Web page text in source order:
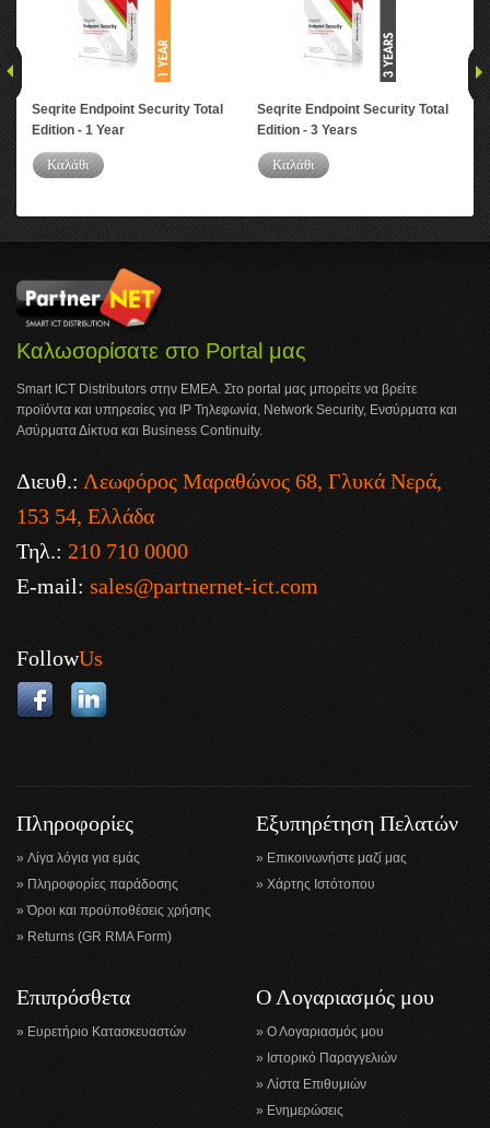
Seqrite Endpoint Security Total
Edition - 1 Year
Καλάθι
Seqrite Endpoint Security Total
Edition - 3 Years
Καλάθι
Καλωσορίσατε στο Portal μας
Smart ICT Distributors στην ΕΜΕΑ. Στο portal μας μπορείτε να βρείτε
προϊόντα και υπηρεσίες για IP Τηλεφωνία, Network Security, Ενσύρματα και
Ασύρματα Δίκτυα και Business Continuity.
Διευθ.: Λεωφόρος Μαραθώνος 68, Γλυκά Νερά,
153 54, Ελλάδα
Τηλ.: 210 710 0000
E-mail: sales@partnernet-ict.com
FollowUs
Πληροφορίες
Λίγα λόγια για εμάς
Πληροφορίες παράδοσης
Όροι και προϋποθέσεις χρήσης
Returns (GR RMA Form)
Εξυπηρέτηση Πελατών
Επικοινωνήστε μαζί μας
Χάρτης Ιστότοπου
Επιπρόσθετα
Ευρετήριο Κατασκευαστών
Ο Λογαριασμός μου
Ο Λογαριασμός μου
Ιστορικό Παραγγελιών
Λίστα Επιθυμιών
Ενημερώσεις